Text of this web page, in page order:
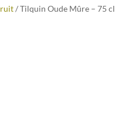
/ Tilquin Oude Mûre – 75 cl